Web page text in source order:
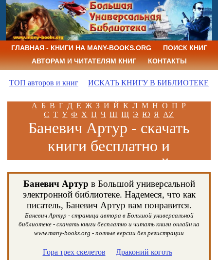
ГЛАВНАЯ - КНИГИ НА MANY-BOOKS.ORG
ПОИСК КНИГ
АВТОРАМ И ЧИТАТЕЛЯМ КНИГ
КОНТАКТЫ
ТОП авторов и книг ИСКАТЬ КНИГУ В БИБЛИОТЕКЕ
А Б В Г Д Е Ж З И Й К Л М Н О П Р
С Т У Ф Х Ц Ч Ш Щ Э Ю Я AZ
Баневич Артур - скачать
книги бесплатно и
читать книги онлайн
Баневич Артур в Большой универсальной
электронной библиотеке. Надемеся, что как
писатель, Баневич Артур вам понравится.
Баневич Артур - страница автора в Большой универсальной
библиотеке - скачать книги бесплатно и читать книги онлайн на
www.many-books.org - полные версии без регистрации
Гора трех скелетов Драконий коготь